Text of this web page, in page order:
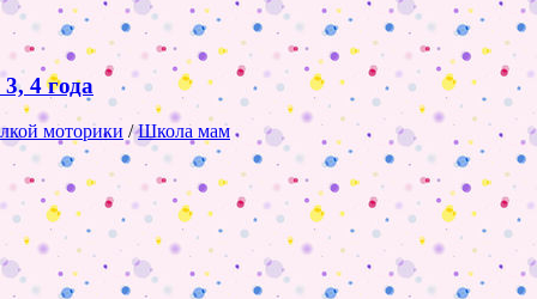
4 года
моторики /Школа мам